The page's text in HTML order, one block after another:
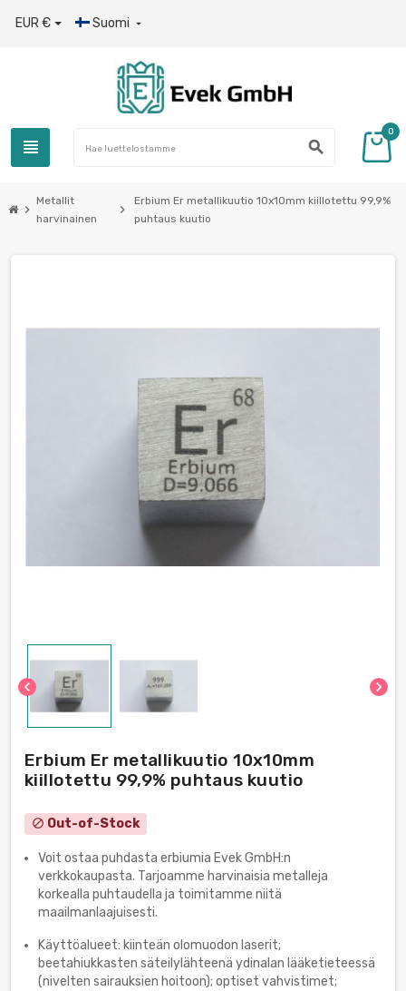
EUR € Suomi 
view_headline search
0
chevron_right
Metallit
harvinainen
chevron_right
Erbium Er metallikuutio 10x10mm kiillotettu 99,9%
puhtaus kuutio
chevron_left chevron_right
Erbium Er metallikuutio 10x10mm
kiillotettu 99,9% puhtaus kuutio
block Out-of-Stock
Voit ostaa puhdasta erbiumia Evek GmbH:n
verkkokaupasta. Tarjoamme harvinaisia metalleja
korkealla puhtaudella ja toimitamme niitä
maailmanlaajuisesti.
Käyttöalueet: kiinteän olomuodon laserit;
beetahiukkasten säteilylähteenä ydinalan lääketieteessä
(nivelten sairauksien hoitoon); optiset vahvistimet;